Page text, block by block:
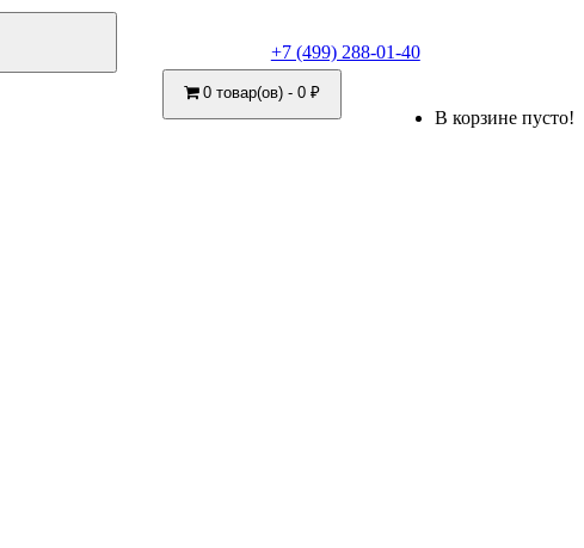
+7 (499) 288-01-40
0 товар(ов) - 0 ₽
В корзине пусто!